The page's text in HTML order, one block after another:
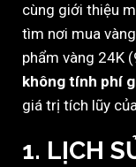
cùng giới thiệu
tìm nơi mua
phẩm vàng 24K
không tính phí
giá trị tích lũy
1. LỊCH